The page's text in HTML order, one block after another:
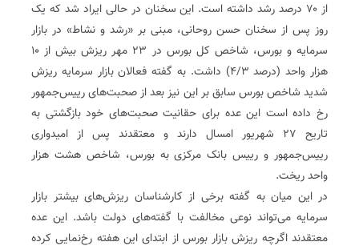
از ۷۰ درصد رشد داشته است. این سخنان در حالی ایراد شد که یک
روز پس از سخنان حسن روحانی، مبنی بر «رشد و نشاط» در بازار
سرمایه و بورس، شاخص کل بورس در ۲۳ مهر ریزش بیش از ۱۰
هزار واحد (درصد ۴/۳) داشت. به گفته فعالان بازار سرمایه ریزش
شدید شاخص بورس سابق بر این نیز بعد از صحبت‌های رییس‌جمهور
رخ داده است این عده برای حقانیت صحبت‌های خود بازگشتی به
تاریح ۲۷ شهریور امسال دارند و معتقدند پس از امیدواری
رییس‌جمهور و رییس بانک مرکزی به بورس، شاخص هشت هزار
واحد ریخت.
در این میان به گفته برخی از کارشناسان ریزش‌های بیشتر بازار
سرمایه می‌تواند نوعی مخالفت با گفته‌های دولت باشد. این عده
معتقدند اگرچه ریزش بازار بورس از ابتدای این هفته رخ‌نمایی کرده